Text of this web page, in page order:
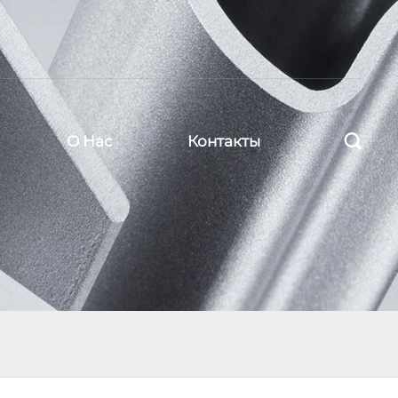
О Нас Контакты 